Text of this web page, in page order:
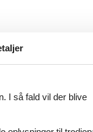
I så fald vil der blive